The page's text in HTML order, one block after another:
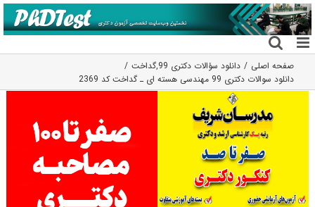
رفتن
به
محتوا
صفحه اصلی دانلود سؤالات دکتری 99 ,گداخت
دانلود سوالات دکتری 99 مهندسی هسته ای ـ گداخت کد 2369